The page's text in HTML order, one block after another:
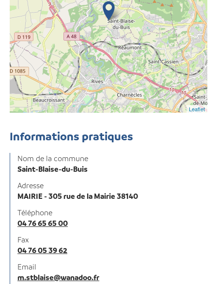
Leaflet
Informations pratiques
Nom de la commune
Saint-Blaise-du-Buis
Adresse
MAIRIE - 305 rue de la Mairie 38140
Téléphone
04 76 65 65 00
Fax
04 76 05 39 62
Email
m.stblaise@wanadoo.fr